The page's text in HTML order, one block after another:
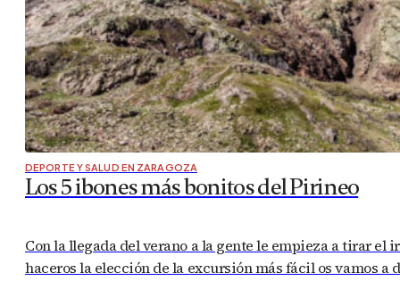
DEPORTE Y SALUD EN ZARAGOZA
Los 5 ibones más bonitos del Pirineo
Con la llegada del verano a la gente le empieza a tirar el
haceros la elección de la excursión más fácil os vamos a